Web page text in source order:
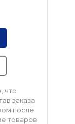
что
заказа
после
товаров